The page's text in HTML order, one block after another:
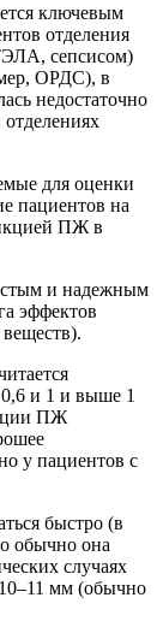
ключевым
отделения
сепсисом)
ОРДС), в
недостаточно
для оценки
пациентов на
ПЖ в
и надежным
эффектов
и 1 и выше 1
ПЖ
у пациентов с
быстро (в
обычно она
случаях
мм (обычно